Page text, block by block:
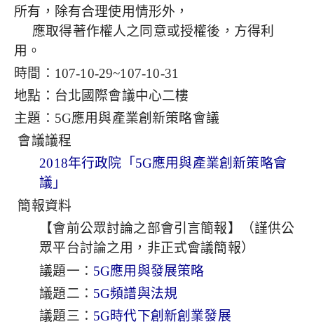
所有，除有合理使用情形外，
應取得著作權人之同意或授權後，方得利
用。
時間： 107-10-29~107-10-31
地點：台北國際會議中心二樓
主題：5G應用與產業創新策略會議
會議議程
2018年行政院「5G應用與產業創新策略會
議」
簡報資料
【會前公眾討論之部會引言簡報】（謹供公
眾平台討論之用，非正式會議簡報）
議題一： 5G應用與發展策略
議題二： 5G頻譜與法規
議題三： 5G時代下創新創業發展